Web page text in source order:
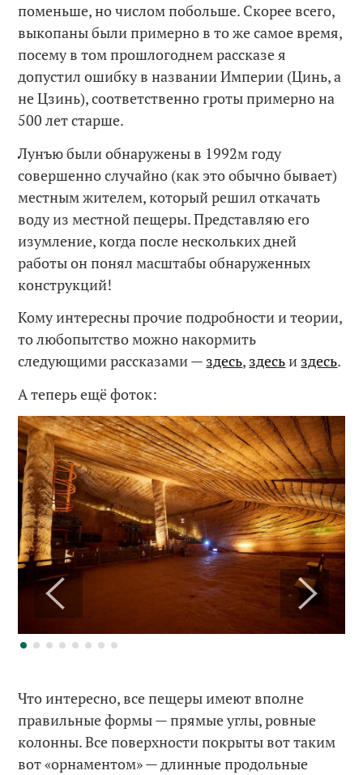
поменьше, но числом побольше. Скорее всего,
выкопаны были примерно в то же самое время,
посему в том прошлогоднем рассказе я
допустил ошибку в названии Империи (Цинь, а
не Цзинь), соответственно гроты примерно на
500 лет старше.
Лунъю были обнаружены в 1992м году
совершенно случайно (как это обычно бывает)
местным жителем, который решил откачать
воду из местной пещеры. Представляю его
изумление, когда после нескольких дней
работы он понял масштабы обнаруженных
конструкций!
Кому интересны прочие подробности и теории,
то любопытство можно накормить
следующими рассказами — здесь, здесьи здесь.
А теперь ещё фоток:
Что интересно, все пещеры имеют вполне
правильные формы — прямые углы, ровные
колонны. Все поверхности покрыты вот таким
вот «орнаментом» — длинные продольные